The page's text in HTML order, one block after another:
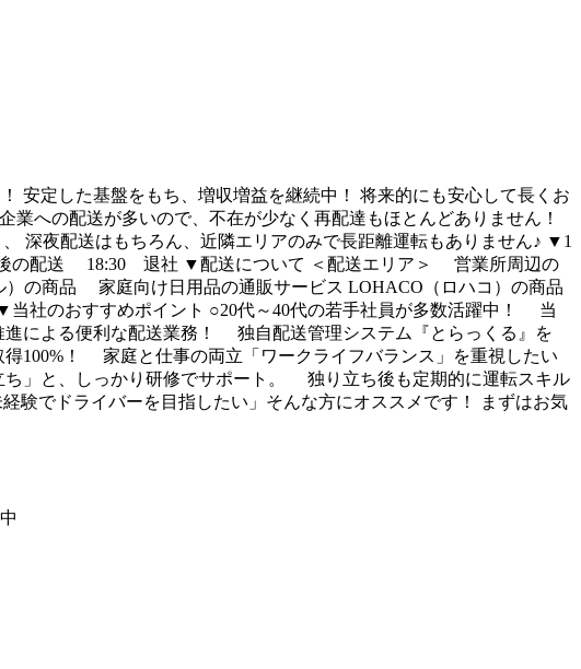
安定した基盤をもち、増収増益を継続中！ 将来的にも安心して長くお
への配送が多いので、不在が少なく再配達もほとんどありません！
深夜配送はもちろん、近隣エリアのみで長距離運転もありません♪ ▼1
送 18:30 退社 ▼配送について ＜配送エリア＞ 営業所周辺の
の商品 家庭向け日用品の通販サービス LOHACO（ロハコ）の商品
社のおすすめポイント ○20代～40代の若手社員が多数活躍中！ 当
による便利な配送業務！ 独自配送管理システム『とらっくる』を
100%！ 家庭と仕事の両立「ワークライフバランス」を重視したい
と、しっかり研修でサポート。 独り立ち後も定期的に運転スキル
験でドライバーを目指したい」そんな方にオススメです！ まずはお気